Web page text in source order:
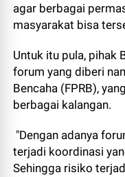
agar berbagai
masyarakat bisa
Untuk itu pula, pihak
forum yang diberi
Bencaha (FPRB),
berbagai kalangan.
"Dengan adanya
terjadi koordinasi
Sehingga risiko